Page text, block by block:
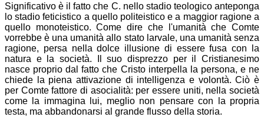
Significativo è il fatto che C. nello stadio teologico anteponga
lo stadio feticistico a quello politeistico e a maggior ragione a
quello monoteistico. Come dire che l'umanità che Comte
vorrebbe è una umanità allo stato larvale, una umanità senza
ragione, persa nella dolce illusione di essere fusa con la
natura e la società. Il suo disprezzo per il Cristianesimo
nasce proprio dal fatto che Cristo interpella la persona, e ne
chiede la piena attivazione di intelligenza e volontà. Ciò è
per Comte fattore di asocialità: per essere uniti, nella società
come la immagina lui, meglio non pensare con la propria
testa, ma abbandonarsi al grande flusso della storia.